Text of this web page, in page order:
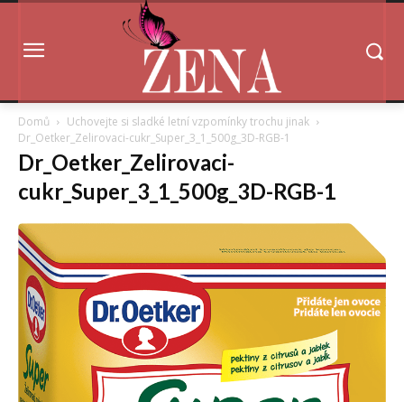
Domů
Uchovejte si sladké letní vzpomínky trochu jinak
Dr_Oetker_Zelirovaci-cukr_Super_3_1_500g_3D-RGB-1
Dr_Oetker_Zelirovaci-
cukr_Super_3_1_500g_3D-RGB-1